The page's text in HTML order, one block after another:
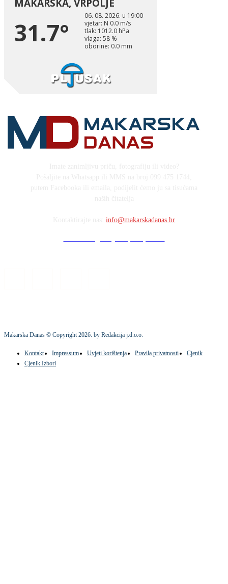
info@makarskadanas.hr
Makarska Danas © Copyright2026. by Redakcija j.d.o.o.
Kontakt Impressum Uvjeti korištenja Pravila privatnosti
Cjenik
Cjenik Izbori